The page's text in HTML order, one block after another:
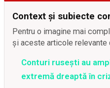
Context și subiecte
Pentru o imagine mai
și aceste articole relevante
Conturi rusești au
extremă dreaptă în